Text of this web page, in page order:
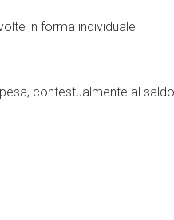
in forma individuale
contestualmente al